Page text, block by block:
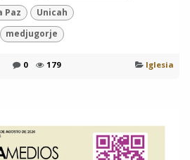
Paz
Unicah
medjugorje
0 179 Iglesia